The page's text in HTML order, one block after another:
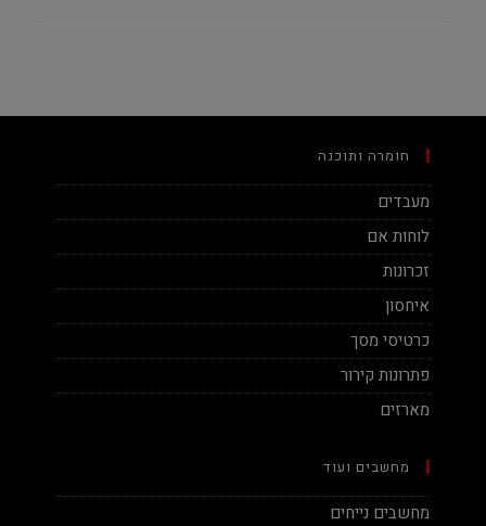
חומרה ותוכנה
מעבדים
לוחות אם
זכרונות
איחסון
כרטיסי מסך
פתרונות קירור
מארזים
מחשבים ועוד
מחשבים נייחים